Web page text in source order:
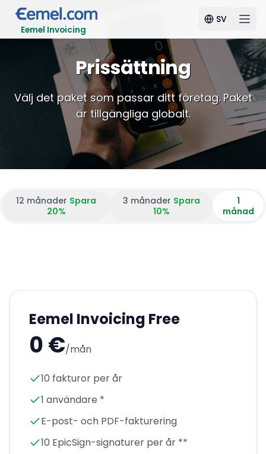
Eemel Invoicing
SV
Prissättning
Välj det paket som passar ditt företag. Paket
är tillgängliga globalt.
12 månader Spara
20%
3 månader Spara
10%
1
månad
Eemel Invoicing Free
0 €/mån
10 fakturor per år
1 användare *
E-post- och PDF-fakturering
10 EpicSign-signaturer per år **